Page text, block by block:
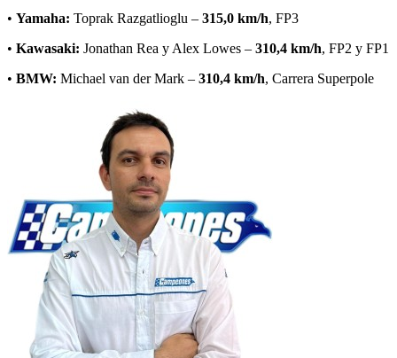
• Yamaha: Toprak Razgatlioglu – 315,0 km/h, FP3
• Kawasaki: Jonathan Rea y Alex Lowes – 310,4 km/h, FP2 y FP1
• BMW: Michael van der Mark – 310,4 km/h, Carrera Superpole